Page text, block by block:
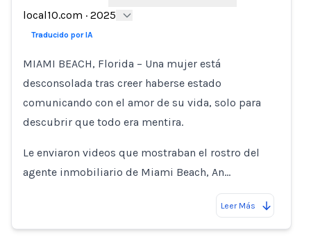
local10.com · 2025
Traducido por IA
MIAMI BEACH, Florida – Una mujer está
desconsolada tras creer haberse estado
comunicando con el amor de su vida, solo para
descubrir que todo era mentira.
Le enviaron videos que mostraban el rostro del
agente inmobiliario de Miami Beach, An…
Leer Más